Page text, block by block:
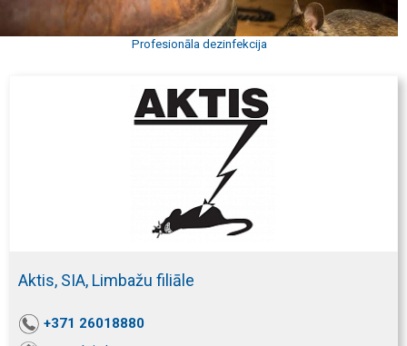
Profesionāla dezinfekcija
Aktis, SIA, Limbažu filiāle
+371 26018880